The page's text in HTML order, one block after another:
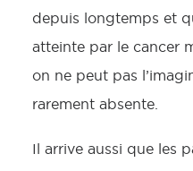
depuis longtemps et
atteinte par le cancer
on ne peut pas
rarement absente.
Il arrive aussi que les